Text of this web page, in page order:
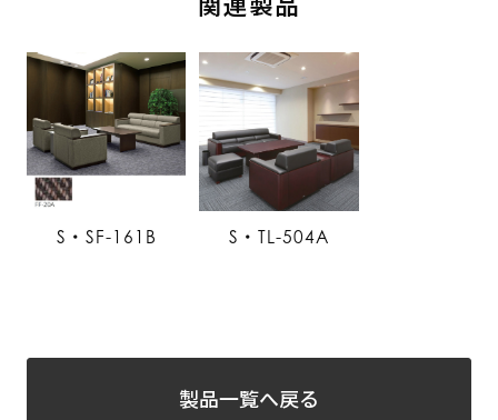
S・SF-161B S・TL-504A
製品一覧へ戻る